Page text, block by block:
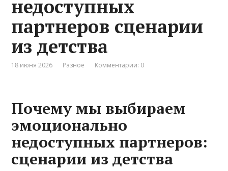
недоступных
партнеров сценарии
из детства
18 июня 2026 Разное Комментарии: 0
Почему мы выбираем
эмоционально
недоступных партнеров:
сценарии из детства